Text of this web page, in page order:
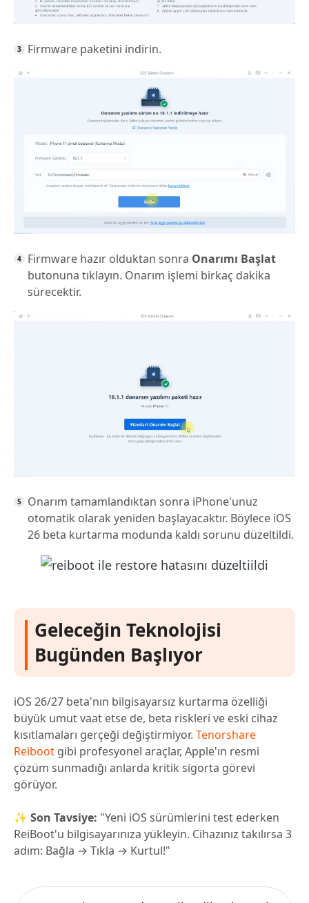
Firmware paketini indirin.
Firmware hazır olduktan sonra Onarımı Başlat
butonuna tıklayın. Onarım işlemi birkaç dakika
sürecektir.
Onarım tamamlandıktan sonra iPhone'unuz
otomatik olarak yeniden başlayacaktır. Böylece iOS
26 beta kurtarma modunda kaldı sorunu düzeltildi.
Geleceğin Teknolojisi
Bugünden Başlıyor
iOS 26/27 beta'nın bilgisayarsız kurtarma özelliği
büyük umut vaat etse de, beta riskleri ve eski cihaz
kısıtlamaları gerçeği değiştirmiyor. Tenorshare
Reiboot gibi profesyonel araçlar, Apple'ın resmi
çözüm sunmadığı anlarda kritik sigorta görevi
görüyor.
✨ Son Tavsiye: "Yeni iOS sürümlerini test ederken
ReiBoot'u bilgisayarınıza yükleyin. Cihazınız takılırsa 3
adım: Bağla → Tıkla → Kurtul!"